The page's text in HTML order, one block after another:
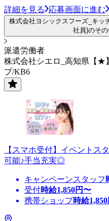
詳細を見る 応募画面に進む
株式会社ヨシックスフーズ_キッ
社員)のそ
派遣労働者
株式会社シエロ_高知県【★
プ/KB6
【スマホ受付】イベント
可能♪手当充実◎
キャンペーンスタッフ
受付時給1,850円〜
携帯ショップ時給1,850